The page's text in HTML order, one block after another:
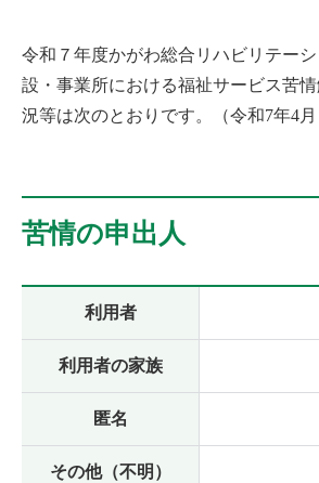
令和７年度かがわ総合リハビリテー
設・事業所における福祉サービス苦
況等は次のとおりです。（令和7年4月
苦情の申出人
利用者
利用者の家族
匿名
その他（不明）